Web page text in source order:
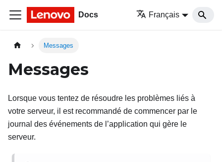
Docs Français
Messages
Messages
Lorsque vous tentez de résoudre les problèmes liés à
votre serveur, il est recommandé de commencer par le
journal des événements de l’application qui gère le
serveur.